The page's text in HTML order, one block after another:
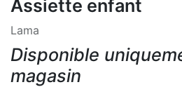
Assiette enfant
Lama
Disponible
magasin